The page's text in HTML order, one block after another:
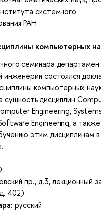
системного
РАН
компьютерных
семинара
инженерии состоялся
компьютерных
сущность дисциплин
Engineering, Systems
Engineering, а также
этим дисциплинам в
пр., д.3, лекционный
402)
русский